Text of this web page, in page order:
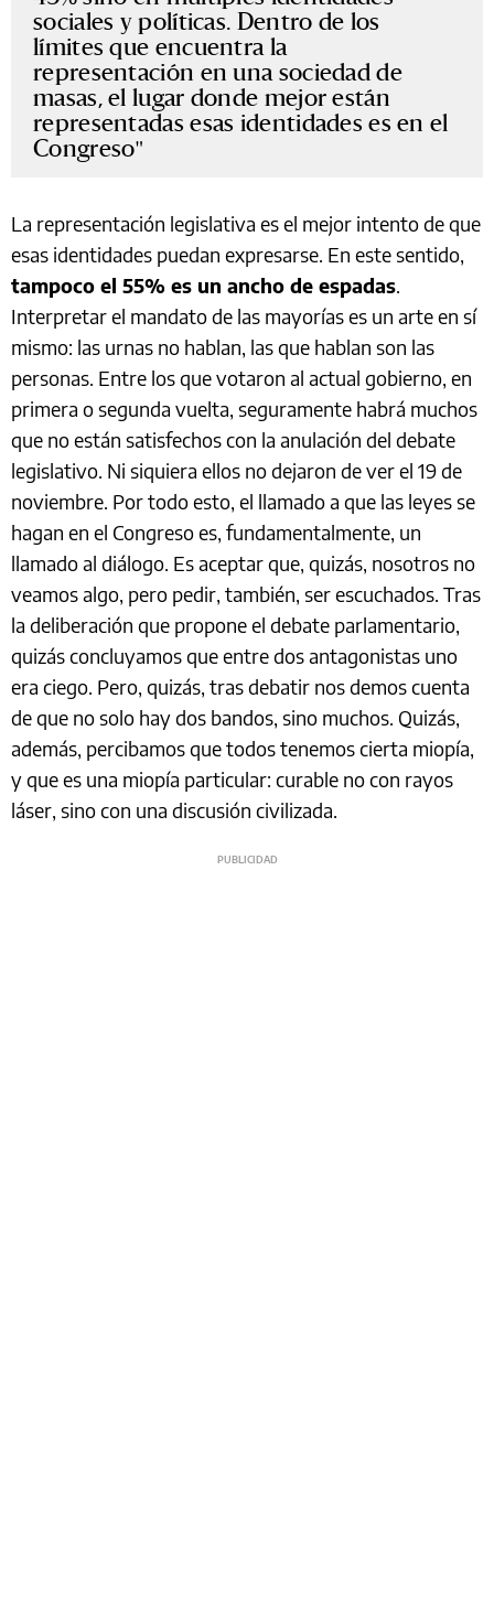
sociales y políticas. Dentro de los
límites que encuentra la
representación en una sociedad de
masas, el lugar donde mejor están
representadas esas identidades es en el
Congreso
La representación legislativa es el mejor intento de que
esas identidades puedan expresarse. En este sentido,
tampoco el 55% es un ancho de espadas.
Interpretar el mandato de las mayorías es un arte en sí
mismo: las urnas no hablan, las que hablan son las
personas. Entre los que votaron al actual gobierno, en
primera o segunda vuelta, seguramente habrá muchos
que no están satisfechos con la anulación del debate
legislativo. Ni siquiera ellos no dejaron de ver el 19 de
noviembre. Por todo esto, el llamado a que las leyes se
hagan en el Congreso es, fundamentalmente, un
llamado al diálogo. Es aceptar que, quizás, nosotros no
veamos algo, pero pedir, también, ser escuchados. Tras
la deliberación que propone el debate parlamentario,
quizás concluyamos que entre dos antagonistas uno
era ciego. Pero, quizás, tras debatir nos demos cuenta
de que no solo hay dos bandos, sino muchos. Quizás,
además, percibamos que todos tenemos cierta miopía,
y que es una miopía particular: curable no con rayos
láser, sino con una discusión civilizada.